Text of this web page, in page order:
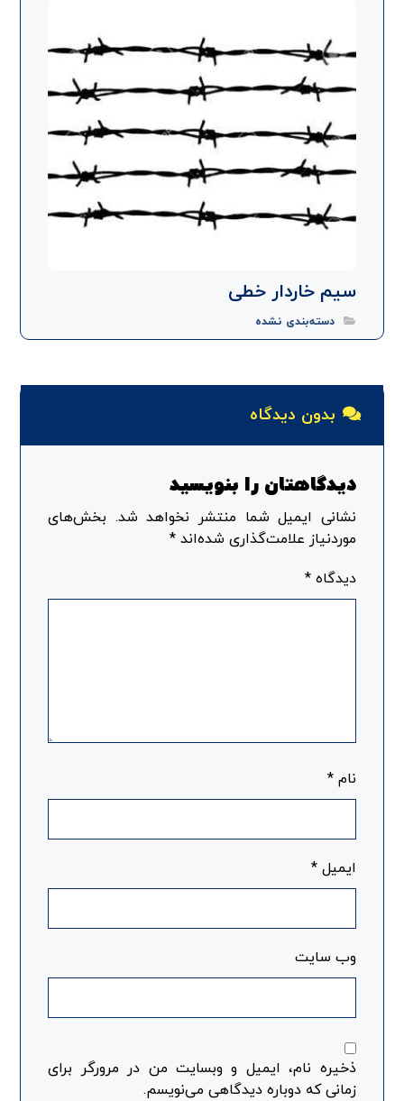
سیم خاردار خطی
دسته‌بندی نشده
بدون دیدگاه
دیدگاهتان را بنویسید
نشانی ایمیل شما منتشر نخواهد شد. بخش‌های
موردنیاز علامت‌گذاری شده‌اند*
دیدگاه*
نام*
ایمیل*
وب‌ سایت
ذخیره نام، ایمیل و وبسایت من در مرورگر برای
زمانی که دوباره دیدگاهی می‌نویسم.